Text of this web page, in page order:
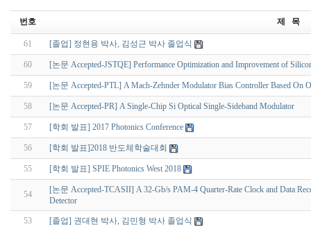
번호 제 목
61 [졸업] 정현용 박사, 김성근 박사 졸업식
60 [논문 Accepted-JSTQE] Performance Optimization and Improvement of
59 [논문 Accepted-PTL] A Mach-Zehnder Modulator Bias Controller Based On
58 [논문 Accepted-PR] A Single-Chip Si Optical Single-Sideband Modulator
57 [학회 발표] 2017 Photonics Conference
56 [학회 발표]2018 반도체학술대회
55 [학회 발표] SPIE Photonics West 2018
54
[논문 Accepted-TCASII] A 32-Gb/s PAM-4 Quarter-Rate Clock and Data
Detector
53 [졸업] 권대현 박사, 김민형 박사 졸업식